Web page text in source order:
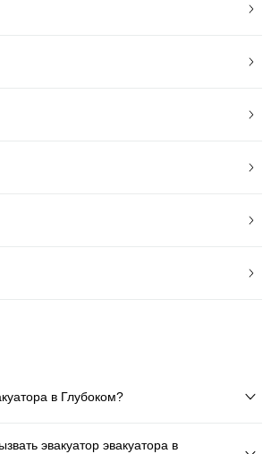
в Глубоком?
эвакуатор эвакуатора в